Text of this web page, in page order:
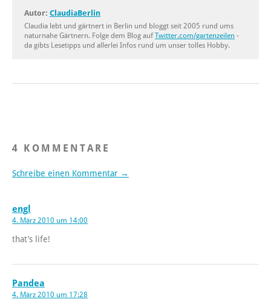
Autor: ClaudiaBerlin
Claudia lebt und gärtnert in Berlin und bloggt seit 2005 rund ums
naturnahe Gärtnern. Folge dem Blog aufTwitter.com/gartenzeilen -
da gibts Lesetipps und allerlei Infos rund um unser tolles Hobby.
4 KOMMENTARE
Schreibe einen Kommentar →
engl
4. März 2010 um 14:00
that’s life!
Pandea
4. März 2010 um 17:28